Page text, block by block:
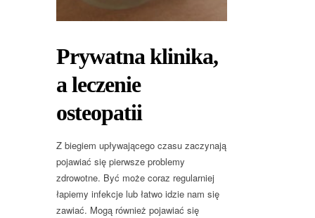
Prywatna klinika,
a leczenie
osteopatii
Z biegiem upływającego czasu zaczynają
pojawiać się pierwsze problemy
zdrowotne. Być może coraz regularniej
łapiemy infekcje lub łatwo idzie nam się
zawiać. Mogą również pojawiać się